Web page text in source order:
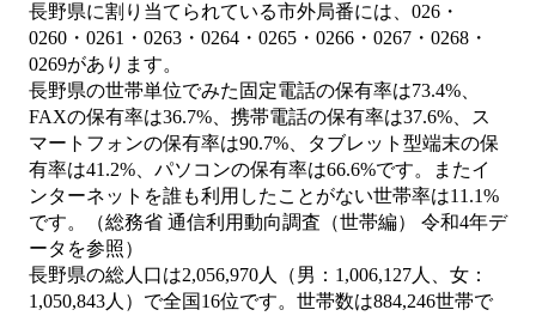
長野県に割り当てられている市外局番には、026・
0260・0261・0263・0264・0265・0266・0267・0268・
0269があります。
長野県の世帯単位でみた固定電話の保有率は73.4%、
FAXの保有率は36.7%、携帯電話の保有率は37.6%、ス
マートフォンの保有率は90.7%、タブレット型端末の保
有率は41.2%、パソコンの保有率は66.6%です。またイ
ンターネットを誰も利用したことがない世帯率は11.1%
です。（総務省 通信利用動向調査（世帯編） 令和4年デ
ータを参照）
長野県の総人口は2,056,970人（男：1,006,127人、女：
1,050,843人）で全国16位です。世帯数は884,246世帯で